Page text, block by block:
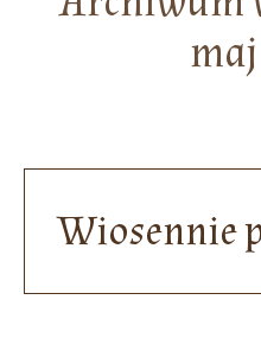
maj
Wiosennie